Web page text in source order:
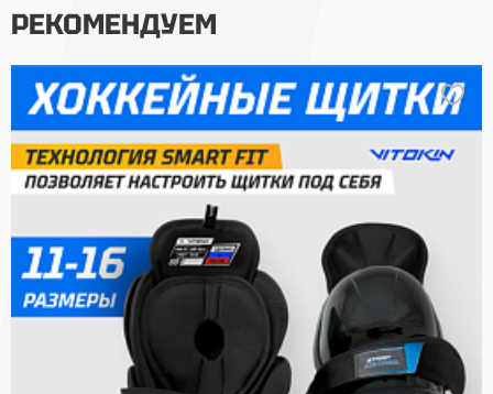
РЕКОМЕНДУЕМ